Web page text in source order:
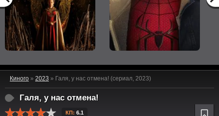
Киного » 2023 » Галя, у нас отмена! (сериал, 2023)
Галя, у нас отмена!
КП: 6.1